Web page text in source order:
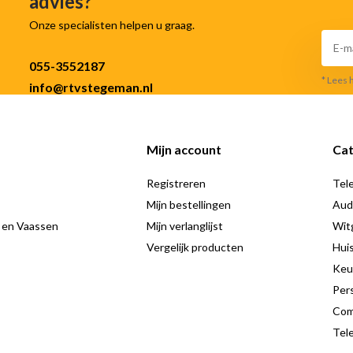
u niet meer over het hoofd.
consistentie: ijs wordt
koelkast, ongeacht de
dat ze langdurig goed
beschermd tegen ontdooien
Bespaar energie met de
temperatuur constant houdt,
Onze specialisten helpen u graag.
055-3552187
info@rtvstegeman.nl
* Lees
Vaassen
Mijn account
Registreren
Mijn bestellingen
Mijn verlanglijst
Vergelijk producten